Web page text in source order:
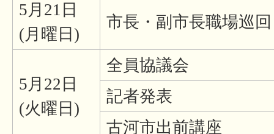
5月21日
(月曜日)
市長・副市長職場巡回
5月22日
(火曜日)
全員協議会
記者発表
古河市出前講座